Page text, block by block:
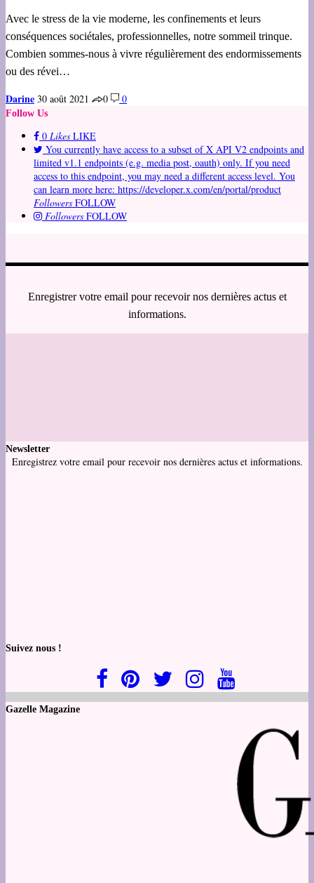
Avec le stress de la vie moderne, les confinements et leurs
conséquences sociétales, professionnelles, notre sommeil trinque.
Combien sommes-nous à vivre régulièrement des endormissements
ou des révei…
Darine 30 août 2021 0 0
Follow Us
0 Likes LIKE
You currently have access to a subset of X API V2 endpoints and
limited v1.1 endpoints (e.g. media post, oauth) only. If you need
access to this endpoint, you may need a different access level. You
can learn more here: https://developer.x.com/en/portal/product
Followers FOLLOW
Followers FOLLOW
Enregistrer votre email pour recevoir nos dernières actus et
informations.
Newsletter
Enregistrez votre email pour recevoir nos dernières actus et informations.
Suivez nous !
Gazelle Magazine